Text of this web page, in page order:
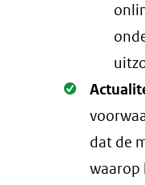
Oké.
dat de
waarop